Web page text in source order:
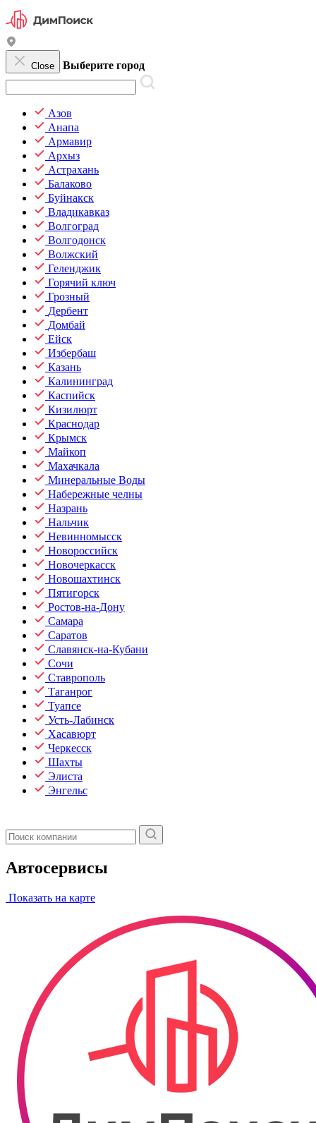
Close Выберите город
Азов
Анапа
Армавир
Архыз
Астрахань
Балаково
Буйнакск
Владикавказ
Волгоград
Волгодонск
Волжский
Геленджик
Горячий ключ
Грозный
Дербент
Домбай
Ейск
Избербаш
Казань
Калининград
Каспийск
Кизилюрт
Краснодар
Крымск
Майкоп
Махачкала
Минеральные Воды
Набережные челны
Назрань
Нальчик
Невинномысск
Новороссийск
Новочеркасск
Новошахтинск
Пятигорск
Ростов-на-Дону
Самара
Саратов
Славянск-на-Кубани
Сочи
Ставрополь
Таганрог
Туапсе
Усть-Лабинск
Хасавюрт
Черкесск
Шахты
Элиста
Энгельс
Автосервисы
Показать на карте